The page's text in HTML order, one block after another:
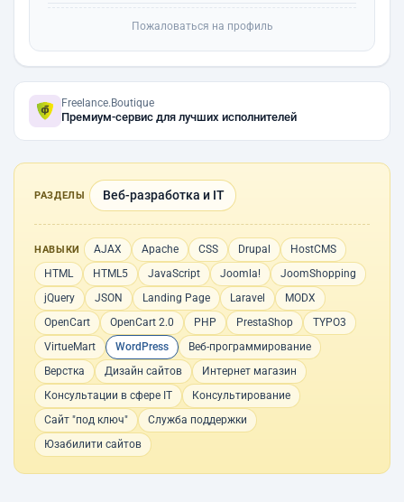
Пожаловаться на профиль
Freelance.Boutique
Премиум-сервис для лучших исполнителей
РАЗДЕЛЫ Веб-разработка и IT
НАВЫКИ AJAX Apache CSS Drupal
HostCMS
HTML
HTML5 JavaScript Joomla!
JoomShopping
jQuery
JSON Landing Page Laravel
MODX
OpenCart
OpenCart 2.0 PHP PrestaShop
TYPO3
VirtueMart
WordPress
Веб-программирование
Верстка
Дизайн сайтов
Интернет магазин
Консультации в сфере IT
Консультирование
Сайт "под ключ"
Служба поддержки
Юзабилити сайтов